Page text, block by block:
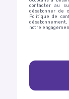
contacter au
désabonner de
Politique de
notre